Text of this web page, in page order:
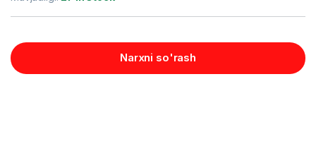
Narxni so'rash